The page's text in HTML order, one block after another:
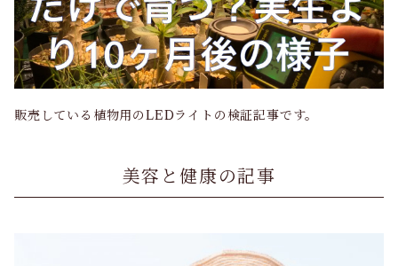
販売している植物用のLEDライトの検証記事です。
美容と健康の記事